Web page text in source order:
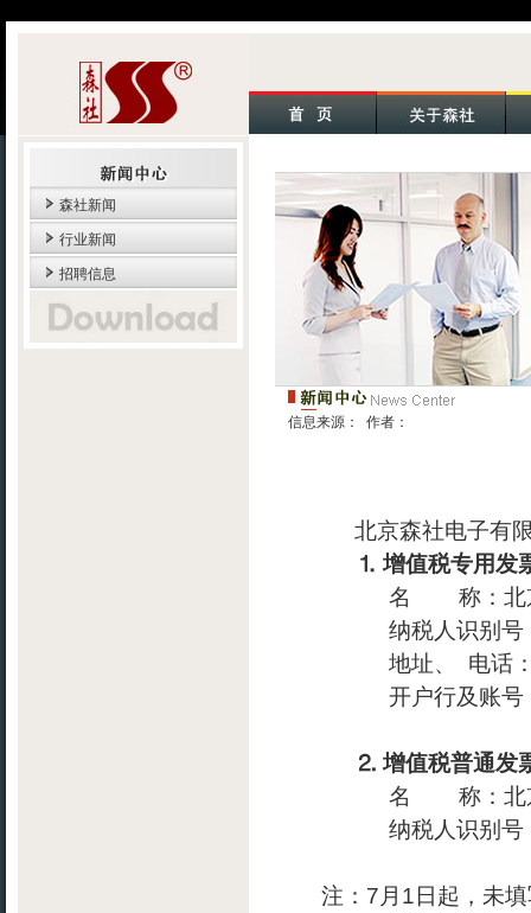
森社新闻
行业新闻
招聘信息
信息来源： 作者：
北京森社电子有
⒈ 增值税专用发
名
称：
纳税人识别号
地址、
电话
开户行及账
⒉ 增值税普通发
名
称：
纳税人识别号
注： 7 月 1 日起，未